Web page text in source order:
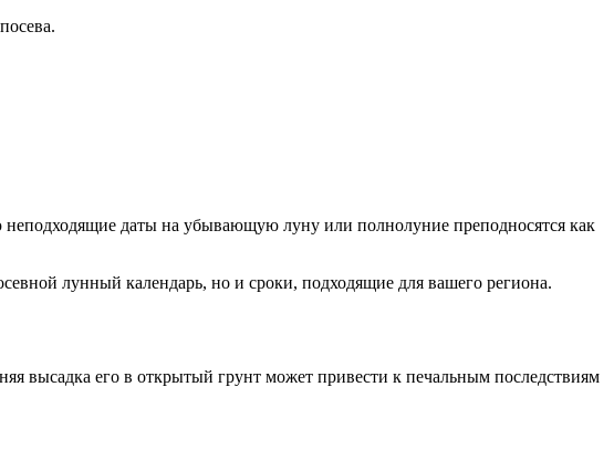
даты на убывающую луну или полнолуние преподносятся как
лунный календарь, но и сроки, подходящие для вашего региона.
высадка его в открытый грунт может привести к печальным последствиям